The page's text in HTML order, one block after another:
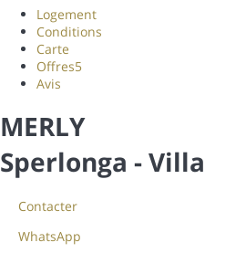
Logement
Conditions
Carte
Offres5
Avis
MERLY
Sperlonga -Villa
Contacter
WhatsApp